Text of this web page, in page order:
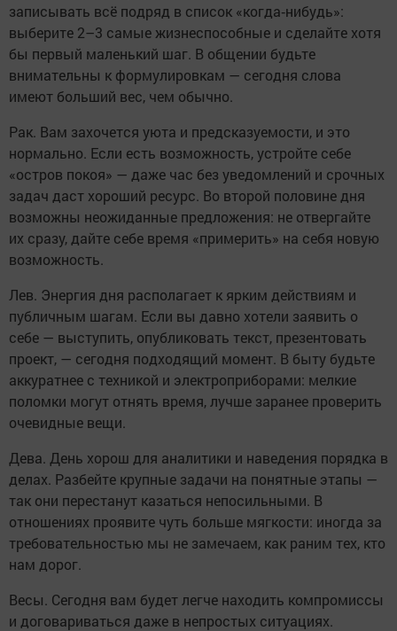
записывать всё подряд в список «когда‑нибудь»:
выберите 2–3 самые жизнеспособные и сделайте хотя
бы первый маленький шаг. В общении будьте
внимательны к формулировкам — сегодня слова
имеют больший вес, чем обычно.
Рак. Вам захочется уюта и предсказуемости, и это
нормально. Если есть возможность, устройте себе
«остров покоя» — даже час без уведомлений и срочных
задач даст хороший ресурс. Во второй половине дня
возможны неожиданные предложения: не отвергайте
их сразу, дайте себе время «примерить» на себя новую
возможность.
Лев. Энергия дня располагает к ярким действиям и
публичным шагам. Если вы давно хотели заявить о
себе — выступить, опубликовать текст, презентовать
проект, — сегодня подходящий момент. В быту будьте
аккуратнее с техникой и электроприборами: мелкие
поломки могут отнять время, лучше заранее проверить
очевидные вещи.
Дева. День хорош для аналитики и наведения порядка в
делах. Разбейте крупные задачи на понятные этапы —
так они перестанут казаться непосильными. В
отношениях проявите чуть больше мягкости: иногда за
требовательностью мы не замечаем, как раним тех, кто
нам дорог.
Весы. Сегодня вам будет легче находить компромиссы
и договариваться даже в непростых ситуациях.